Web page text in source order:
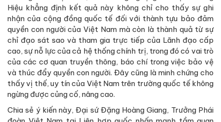
Hiệu khẳng định kết quả này không chỉ cho thấy sự ghi
nhận của cộng đồng quốc tế đối với thành tựu bảo đảm
quyền con người của Việt Nam mà còn là thành quả từ sự
chỉ đạo sát sao và tham gia trực tiếp của Lãnh đạo cấp
cao, sự nỗ lực của cả hệ thống chính trị, trong đó có vai trò
của các cơ quan truyền thông, báo chí trong việc bảo vệ
và thúc đẩy quyền con người. Đây cũng là minh chứng cho
thấy vị thế, uy tín của Việt Nam trên trường quốc tế không
ngừng được củng cố, nâng cao.
Chia sẻ ý kiến này, Đại sứ Đặng Hoàng Giang, Trưởng Phái